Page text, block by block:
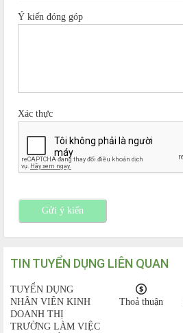
Ý kiến đóng góp
Xác thực
Gửi ý kiến
TIN TUYỂN DỤNG LIÊN QUAN
TUYỂN DỤNG
NHÂN VIÊN KINH
DOANH THỊ
TRƯỜNG LÀM VIỆC
Thoả thuận